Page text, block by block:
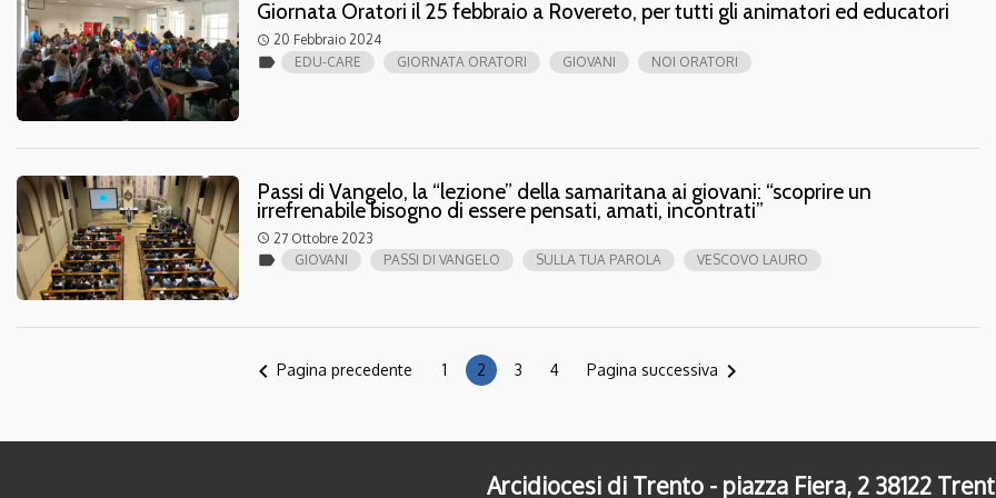
Giornata Oratori il 25 febbraio a Rovereto, per tutti gli animatori ed educatori
access_time 20 Febbraio 2024
label EDU-CARE GIORNATA ORATORI GIOVANI NOI ORATORI
Passi di Vangelo, la “lezione” della samaritana ai giovani: “scoprire un
irrefrenabile bisogno di essere pensati, amati, incontrati”
access_time 27 Ottobre 2023
label GIOVANI PASSI DI VANGELO SULLA TUA PAROLA VESCOVO LAURO
navigate_before Pagina precedente 1 2 3 4 Pagina successiva navigate_next
Arcidiocesi di Trento - piazza Fiera, 2 38122